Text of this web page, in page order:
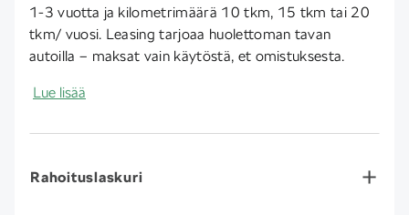
1-3 vuotta ja kilometrimäärä 10 tkm, 15 tkm tai 20
tkm/ vuosi. Leasing tarjoaa huolettoman tavan
autoilla – maksat vain käytöstä, et omistuksesta.
Lue lisää
Rahoituslaskuri